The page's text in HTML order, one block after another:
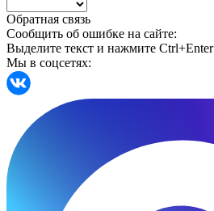
Обратная связь
Сообщить об ошибке на сайте:
Выделите текст и нажмите Ctrl+Enter
Мы в соцсетях: